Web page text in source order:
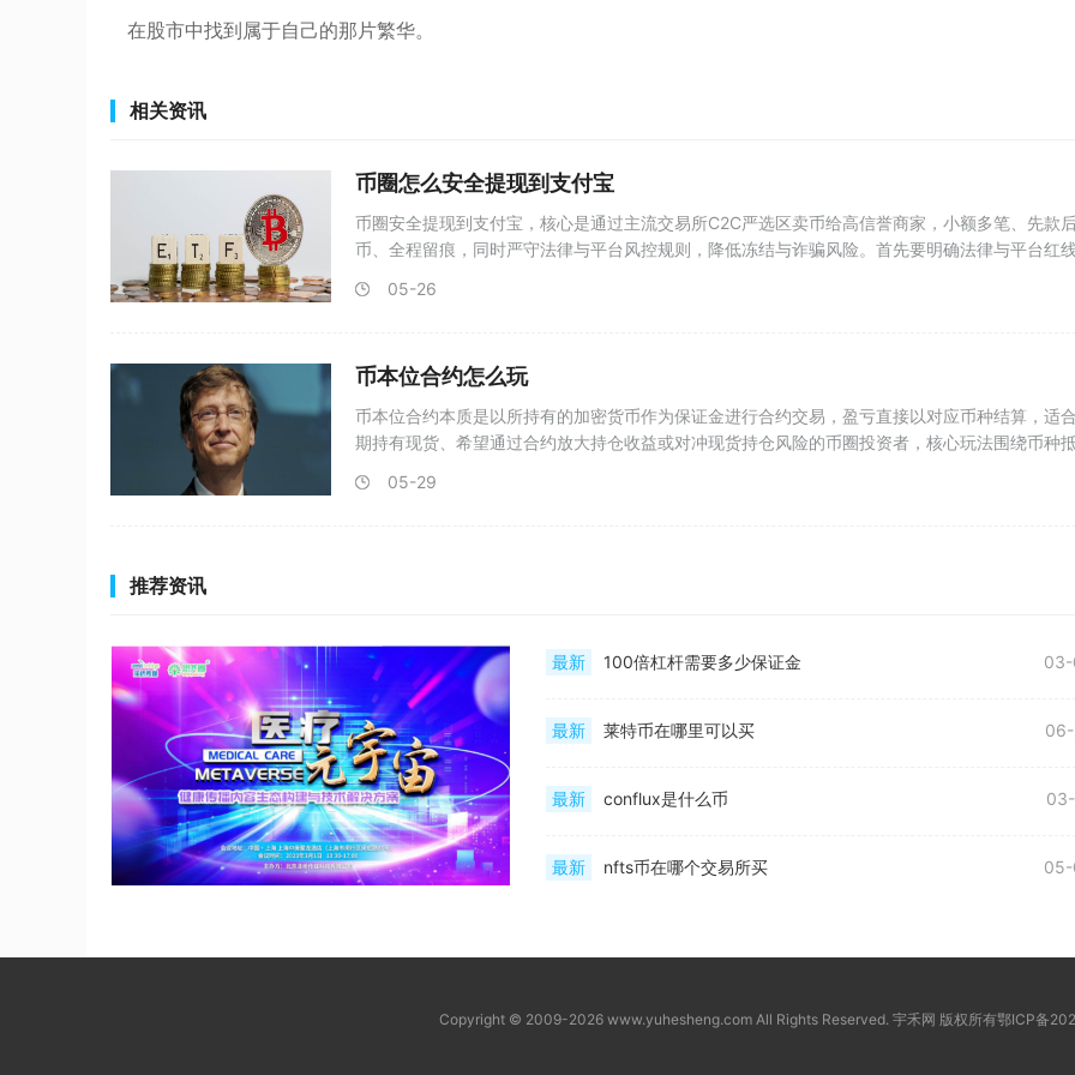
在股市中找到属于自己的那片繁华。
相关资讯
币圈怎么安全提现到支付宝
币圈安全提现到支付宝，核心是通过主流交易所C2C严选区卖币给高信誉商家，小额多笔、先款
币、全程留痕，同时严守法律与平台风控规则，降低冻结与诈骗风险。首先要明确法律与平台红
05-26
币本位合约怎么玩
币本位合约本质是以所持有的加密货币作为保证金进行合约交易，盈亏直接以对应币种结算，适
期持有现货、希望通过合约放大持仓收益或对冲现货持仓风险的币圈投资者，核心玩法围绕币种
05-29
推荐资讯
最新 100倍杠杆需要多少保证金
最新 莱特币在哪里可以买
最新 conflux是什么币
最新 nfts币在哪个交易所买
Copyright © 2009-2026 www.yuhesheng.com All Rights Reserved. 宇禾网 版权所有鄂ICP备